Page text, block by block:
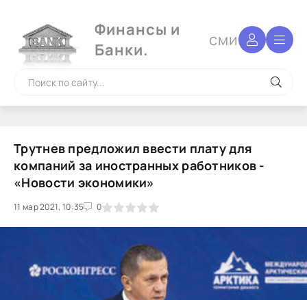
Финансы и
Банки.
сми
Трутнев предложил ввести плату для
компаний за иностранных работников -
«Новости экономики»
11 мар 2021, 10:35 0
1 2 3 4 5